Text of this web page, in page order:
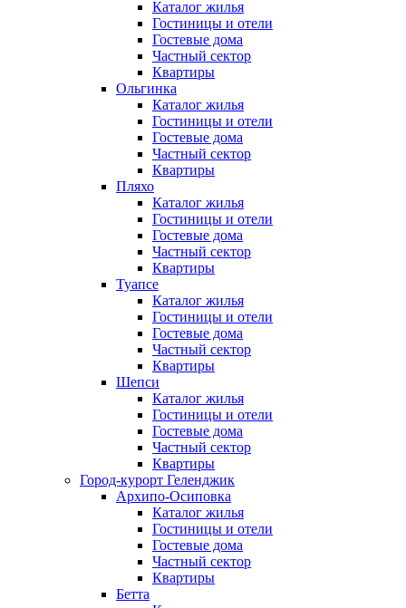
Каталог жилья
Гостиницы и отели
Гостевые дома
Частный сектор
Квартиры
Ольгинка
Каталог жилья
Гостиницы и отели
Гостевые дома
Частный сектор
Квартиры
Пляхо
Каталог жилья
Гостиницы и отели
Гостевые дома
Частный сектор
Квартиры
Туапсе
Каталог жилья
Гостиницы и отели
Гостевые дома
Частный сектор
Квартиры
Шепси
Каталог жилья
Гостиницы и отели
Гостевые дома
Частный сектор
Квартиры
Город-курорт Геленджик
Архипо-Осиповка
Каталог жилья
Гостиницы и отели
Гостевые дома
Частный сектор
Квартиры
Бетта